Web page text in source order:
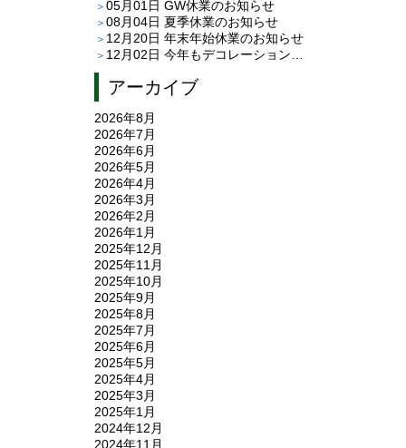
05月01日 GW休業のお知らせ
08月04日 夏季休業のお知らせ
12月20日 年末年始休業のお知らせ
12月02日 今年もデコレーションしました♪
アーカイブ
2026年8月
2026年7月
2026年6月
2026年5月
2026年4月
2026年3月
2026年2月
2026年1月
2025年12月
2025年11月
2025年10月
2025年9月
2025年8月
2025年7月
2025年6月
2025年5月
2025年4月
2025年3月
2025年1月
2024年12月
2024年11月